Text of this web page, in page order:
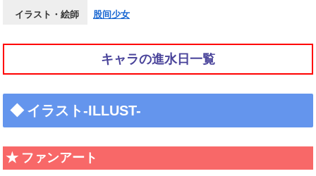
イラスト・絵師
股间少女
キャラの進水日一覧
イラスト-ILLUST-
ファンアート